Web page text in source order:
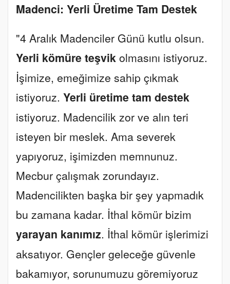
Madenci: Yerli Üretime Tam Destek
"4 Aralık Madenciler Günü kutlu olsun.
Yerli kömüre teşvik olmasını istiyoruz.
İşimize, emeğimize sahip çıkmak
istiyoruz. Yerli üretime tam destek
istiyoruz. Madencilik zor ve alın teri
isteyen bir meslek. Ama severek
yapıyoruz, işimizden memnunuz.
Mecbur çalışmak zorundayız.
Madencilikten başka bir şey yapmadık
bu zamana kadar. İthal kömür bizim
yarayan kanımız. İthal kömür işlerimizi
aksatıyor. Gençler geleceğe güvenle
bakamıyor, sorunumuzu göremiyoruz